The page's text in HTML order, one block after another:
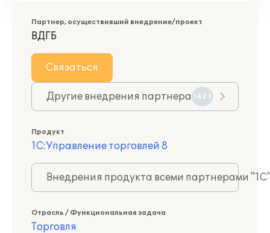
Партнер, осуществивший внедрение/проект
ВДГБ
Связаться
Другие внедрения партнера 1423
Продукт
1С:Управление торговлей 8
Внедрения продукта всеми партнерами
Отрасль / Функциональная задача
Торговля